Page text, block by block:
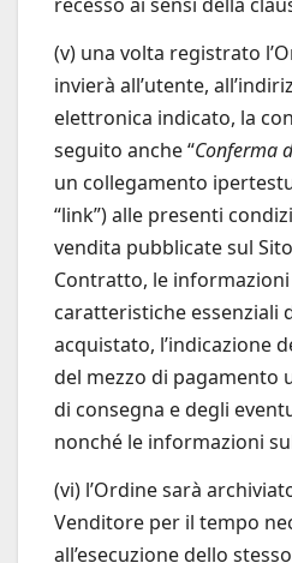
(v) una volta registrato
invierà all’utente,
elettronica indicato, la
seguito anche “Conferma
un collegamento
“link”) alle presenti
vendita pubblicate sul
Contratto, le
caratteristiche essenziali
acquistato, l’indicazione
del mezzo di pagamento
di consegna e degli
nonché le informazioni
(vi) l’Ordine sarà
Venditore per il tempo
all’esecuzione dello